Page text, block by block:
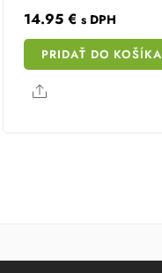
14.95€ s DPH
PRIDAŤ DO KOŠÍKA
Share